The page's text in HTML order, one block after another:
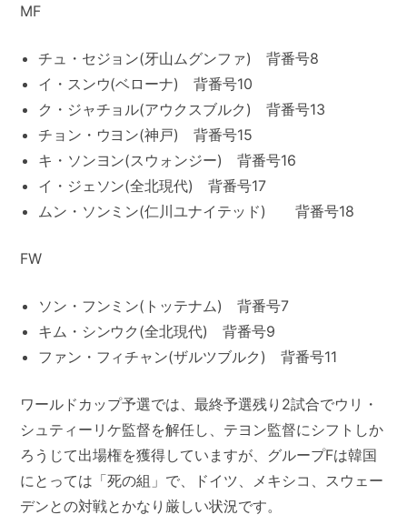
MF
チュ・セジョン(牙山ムグンファ) 背番号8
イ・スンウ(ベローナ) 背番号10
ク・ジャチョル(アウクスブルク) 背番号13
チョン・ウヨン(神戸) 背番号15
キ・ソンヨン(スウォンジー) 背番号16
イ・ジェソン(全北現代) 背番号17
ムン・ソンミン(仁川ユナイテッド) 背番号18
FW
ソン・フンミン(トッテナム) 背番号7
キム・シンウク(全北現代) 背番号9
ファン・フィチャン(ザルツブルク) 背番号11
ワールドカップ予選では、最終予選残り2試合でウリ・
シュティーリケ監督を解任し、テヨン監督にシフトしか
ろうじて出場権を獲得していますが、グループFは韓国
にとっては「死の組」で、ドイツ、メキシコ、スウェー
デンとの対戦とかなり厳しい状況です。